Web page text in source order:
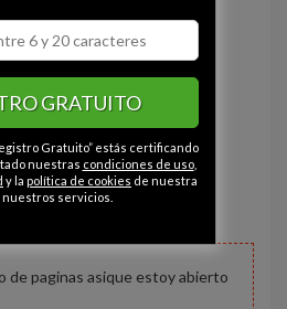
de paginas asique estoy abierto
GRATUITO
Gratuito” estás certificando
nuestras condiciones de uso,
y la política de cookies de nuestra
nuestros servicios.